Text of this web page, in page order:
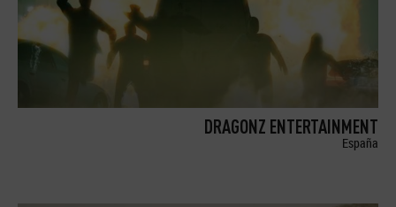
DRAGONZ ENTERTAINMENT
España